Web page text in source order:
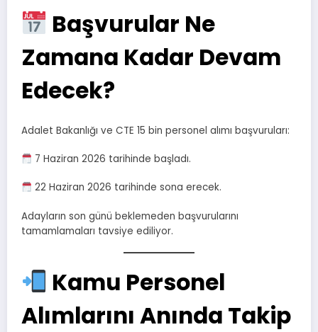
Başvurular Ne
Zamana Kadar Devam
Edecek?
Adalet Bakanlığı ve CTE 15 bin personel alımı başvuruları:
7 Haziran 2026 tarihinde başladı.
22 Haziran 2026 tarihinde sona erecek.
Adayların son günü beklemeden başvurularını
tamamlamaları tavsiye ediliyor.
Kamu Personel
Alımlarını Anında Takip